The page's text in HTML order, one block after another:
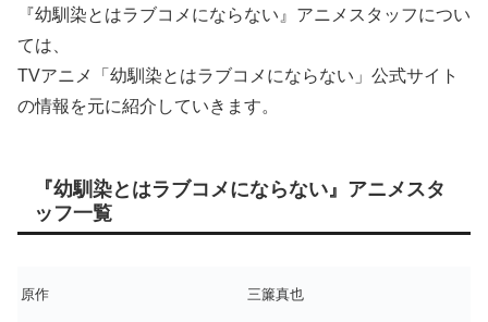
『幼馴染とはラブコメにならない』アニメスタッフについ
ては、
TVアニメ「幼馴染とはラブコメにならない」公式サイト
の情報を元に紹介していきます。
『幼馴染とはラブコメにならない』アニメスタ
ッフ一覧
原作 三簾真也